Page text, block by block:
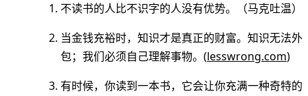
不读书的人比不识字的人没有优势。（马克吐温）
当金钱充裕时，知识才是真正的财富。知识无法外
包；我们必须自己理解事物。(lesswrong.com)
有时候，你读到一本书，它会让你充满一种奇特的